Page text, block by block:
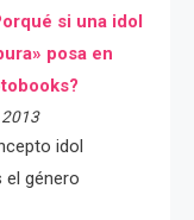
si una idol
posa en
idol
el género